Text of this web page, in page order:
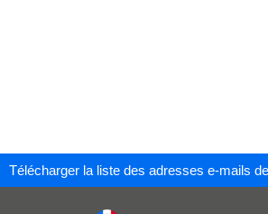
Télécharger la liste des adresses e-mails